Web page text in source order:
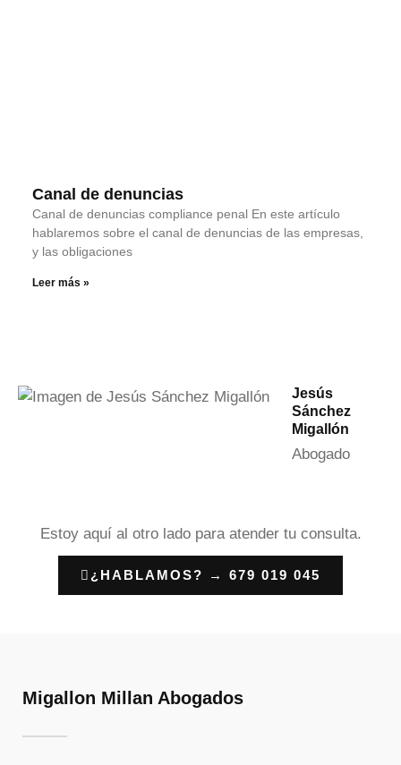
Canal de denuncias
Canal de denuncias compliance penal En este artículo
hablaremos sobre el canal de denuncias de las empresas,
y las obligaciones
Leer más »
Jesús
Sánchez
Migallón
Abogado
Estoy aquí al otro lado para atender tu consulta.
¿HABLAMOS? → 679 019 045
Migallon Millan Abogados